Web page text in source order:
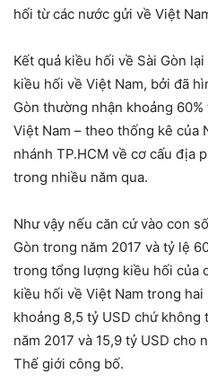
hối từ các nước gửi về Việt
Kết quả kiều hối về Sài Gòn
kiều hối về Việt Nam, bởi đã
Gòn thường nhận khoảng
Việt Nam – theo thống kê của
nhánh TP.HCM về cơ cấu địa
trong nhiều năm qua.
Như vậy nếu căn cứ vào con
Gòn trong năm 2017 và tỷ lệ
trong tổng lượng kiều hối của
kiều hối về Việt Nam trong hai
khoảng 8,5 tỷ USD chứ không
năm 2017 và 15,9 tỷ USD cho
Thế giới công bố.